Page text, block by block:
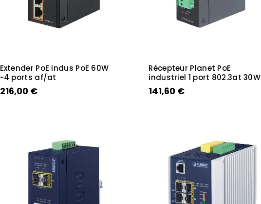
Extender PoE indus PoE 60W
-4 ports af/at
216,00 €
Récepteur Planet PoE
industriel 1 port 802.3at 30W
141,60 €